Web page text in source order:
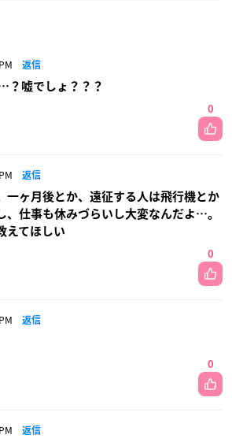
返信
？嘘でしょ？？？
0
返信
ヶ月後とか、遠征する人は飛行機とか
、仕事も休みづらいし大変なんだよ…。
えてほしい
0
返信
0
返信